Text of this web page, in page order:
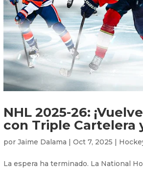
NHL 2025-26:
con Triple Cartelera
porJaime Dalama |Oct 7, 2025 |
La espera ha terminado. La National